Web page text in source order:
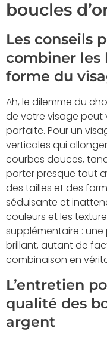
boucles
Les conseils
combiner les
forme du
Ah, le dilemme du
de votre visage peut
parfaite. Pour un
verticales qui
courbes douces,
porter presque tout
des tailles et des
séduisante et
couleurs et les
supplémentaire :
brillant, autant de
combinaison en
L’entretien
qualité des
argent